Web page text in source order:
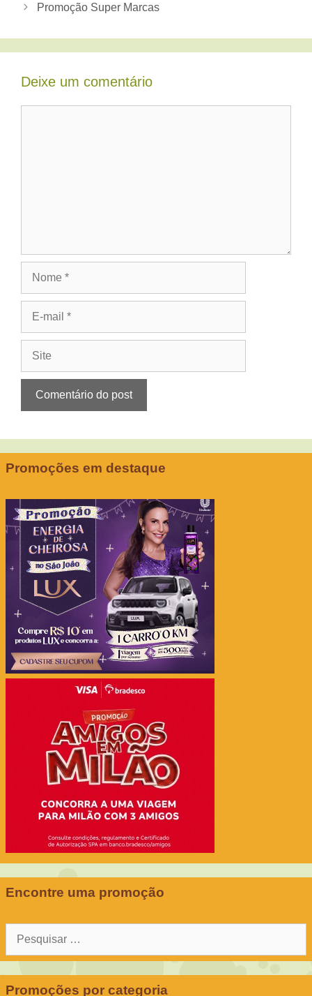
Promoção Super Marcas
Deixe um comentário
Promoções em destaque
Encontre uma promoção
Promoções por categoria